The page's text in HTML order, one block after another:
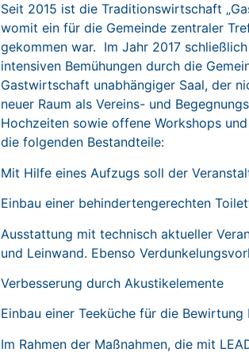
Seit 2015 ist die Traditionswirtschaft
womit ein für die Gemeinde zentraler
gekommen war. Im Jahr 2017
intensiven Bemühungen durch die
Gastwirtschaft unabhängiger Saal, der
neuer Raum als Vereins- und
Hochzeiten sowie offene Workshops
die folgenden Bestandteile:
Mit Hilfe eines Aufzugs soll der
Einbau einer behindertengerechten
Ausstattung mit technisch aktueller
und Leinwand. Ebenso
Verbesserung durch Akustikelemente
Einbau einer Teeküche für die Bewirtung
Im Rahmen der Maßnahmen, die mit